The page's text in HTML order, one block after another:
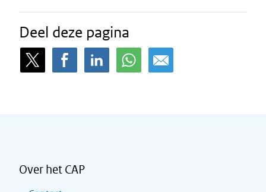
Deel deze pagina
Over het CAP